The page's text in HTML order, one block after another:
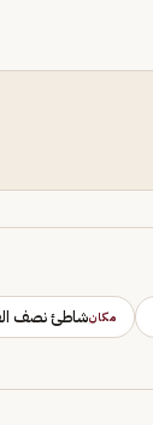
مكانشاطئ نصف